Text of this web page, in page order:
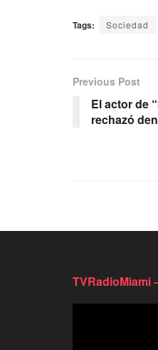
Tags: Sociedad
Previous Post
El actor de
rechazó
TVRadioMiami